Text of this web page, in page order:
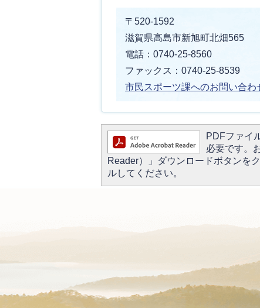
〒520-1592
滋賀県高島市新旭町北畑565
電話：0740-25-8560
ファックス：0740-25-8539
市民スポーツ課へのお問い合わ
PDFファイ
必要です。
Reader）」ダウンロードボタンを
ルしてください。